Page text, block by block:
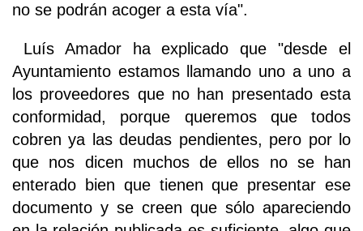
no se podrán acoger a esta vía".
Luís Amador ha explicado que "desde el
Ayuntamiento estamos llamando uno a uno a
los proveedores que no han presentado esta
conformidad, porque queremos que todos
cobren ya las deudas pendientes, pero por lo
que nos dicen muchos de ellos no se han
enterado bien que tienen que presentar ese
documento y se creen que sólo apareciendo